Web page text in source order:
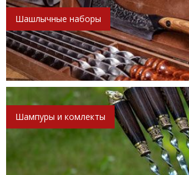
Шашлычные наборы
Шампуры и комлекты